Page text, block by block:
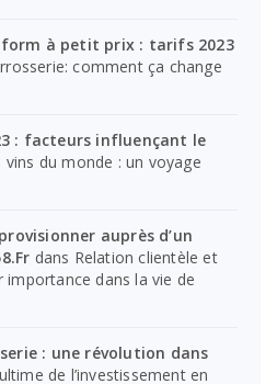
à petit prix : tarifs 2023
comment ça change
: facteurs influençant le
vins du monde : un voyage
auprès d’un
dans Relation clientèle et
importance dans la vie de
: une révolution dans
de l’investissement en